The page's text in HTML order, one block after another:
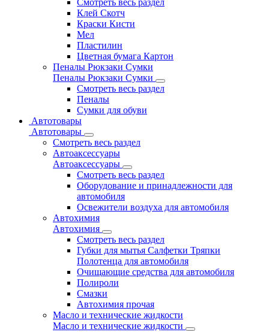
Смотреть весь раздел
Клей Скотч
Краски Кисти
Мел
Пластилин
Цветная бумага Картон
Пеналы Рюкзаки Сумки
Пеналы Рюкзаки Сумки
Смотреть весь раздел
Пеналы
Сумки для обуви
Автотовары
Автотовары
Смотреть весь раздел
Автоаксессуары
Автоаксессуары
Смотреть весь раздел
Оборудование и принадлежности для
автомобиля
Освежители воздуха для автомобиля
Автохимия
Автохимия
Смотреть весь раздел
Губки для мытья Салфетки Тряпки
Полотенца для автомобиля
Очищающие средства для автомобиля
Полироли
Смазки
Автохимия прочая
Масло и технические жидкости
Масло и технические жидкости